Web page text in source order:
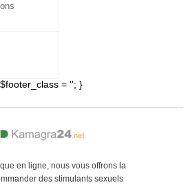
= ''; }
en ligne, nous vous offrons la
des stimulants sexuels